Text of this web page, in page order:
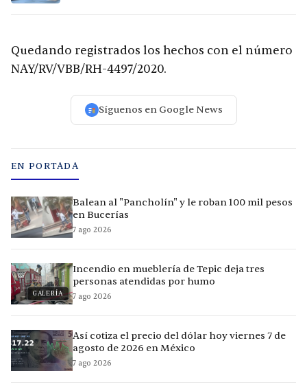
Quedando registrados los hechos con el número
NAY/RV/VBB/RH-4497/2020.
Síguenos en Google News
EN PORTADA
Balean al "Pancholín" y le roban 100 mil pesos
en Bucerías
7 ago 2026
GALERÍA
Incendio en mueblería de Tepic deja tres
personas atendidas por humo
7 ago 2026
Así cotiza el precio del dólar hoy viernes 7 de
agosto de 2026 en México
7 ago 2026